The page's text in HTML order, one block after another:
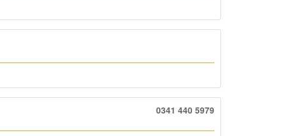
0341 440 5979